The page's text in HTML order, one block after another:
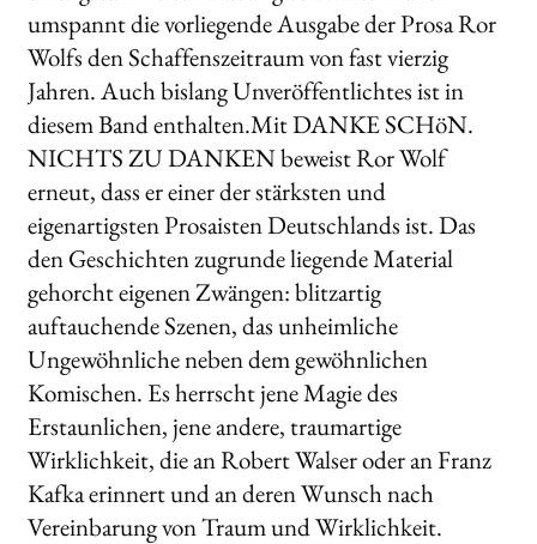
umspannt die vorliegende Ausgabe der Prosa Ror
Wolfs den Schaffenszeitraum von fast vierzig
Jahren. Auch bislang Unveröffentlichtes ist in
diesem Band enthalten.Mit DANKE SCHöN.
NICHTS ZU DANKEN beweist Ror Wolf
erneut, dass er einer der stärksten und
eigenartigsten Prosaisten Deutschlands ist. Das
den Geschichten zugrunde liegende Material
gehorcht eigenen Zwängen: blitzartig
auftauchende Szenen, das unheimliche
Ungewöhnliche neben dem gewöhnlichen
Komischen. Es herrscht jene Magie des
Erstaunlichen, jene andere, traumartige
Wirklichkeit, die an Robert Walser oder an Franz
Kafka erinnert und an deren Wunsch nach
Vereinbarung von Traum und Wirklichkeit.